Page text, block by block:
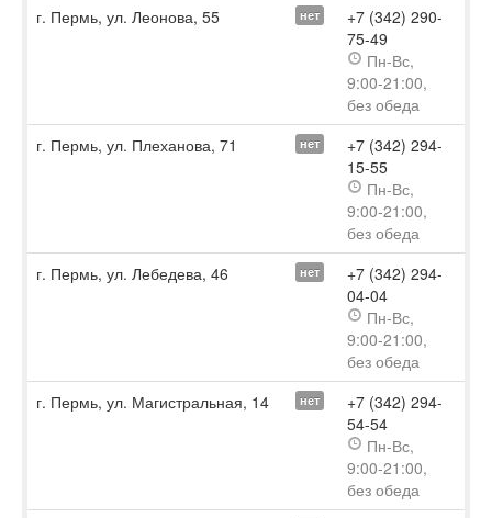
г. Пермь, ул. Леонова, 55 нет
+7 (342) 290-
75-49
Пн-Вс,
9:00-21:00,
без обеда
г. Пермь, ул. Плеханова, 71
нет
+7 (342) 294-
15-55
Пн-Вс,
9:00-21:00,
без обеда
г. Пермь, ул. Лебедева, 46
нет
+7 (342) 294-
04-04
Пн-Вс,
9:00-21:00,
без обеда
г. Пермь, ул. Магистральная, 14
нет
+7 (342) 294-
54-54
Пн-Вс,
9:00-21:00,
без обеда